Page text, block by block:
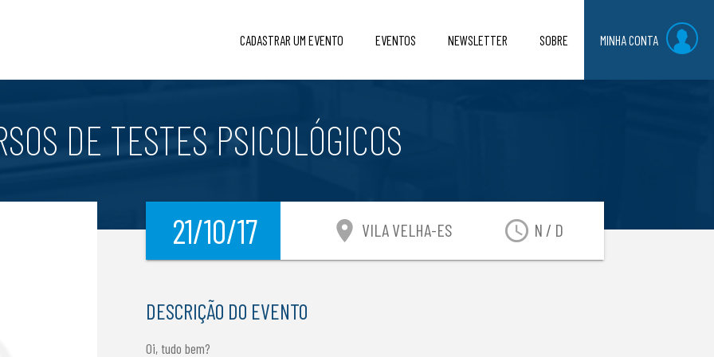
CADASTRAR UM EVENTO EVENTOS NEWSLETTER SOBRE MINHA CONTA
DE TESTES PSICOLÓGICOS
21/10/17 access_time N / D
location_on VILA VELHA-ES
DESCRIÇÃO DO EVENTO
Oi, tudo bem?